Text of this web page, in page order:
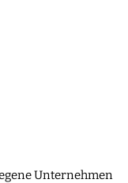
Unternehmen